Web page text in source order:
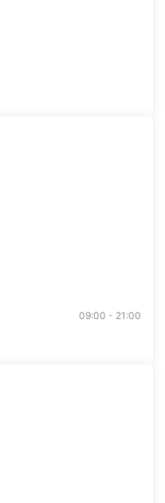
09:00 - 21:00